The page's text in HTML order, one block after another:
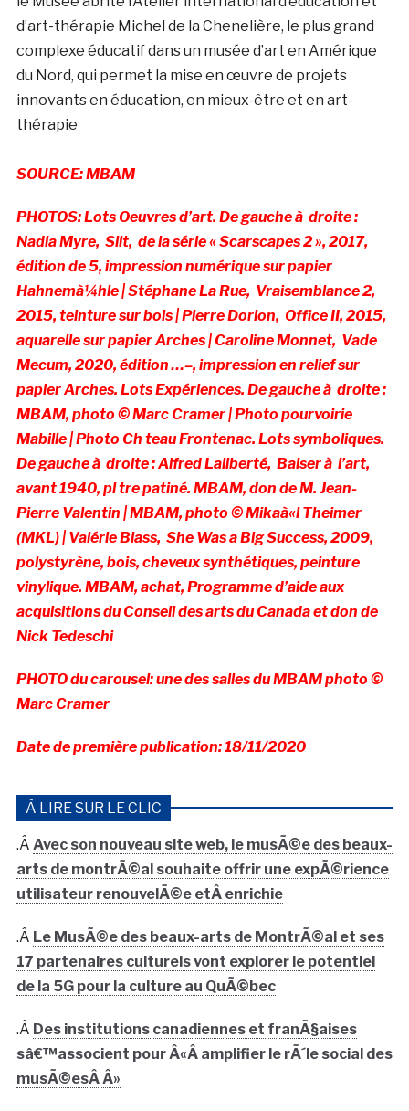
d’art-thérapie Michel de la Chenelière, le plus grand
complexe éducatif dans un musée d’art en Amérique
du Nord, qui permet la mise en œuvre de projets
innovants en éducation, en mieux-être et en art-
thérapie
SOURCE: MBAM
PHOTOS:Lots Oeuvres d’art. De gauche à droite :
Nadia Myre, Slit, de la série « Scarscapes 2 », 2017,
édition de 5, impression numérique sur papier
Hahnemà¼hle | Stéphane La Rue, Vraisemblance 2,
2015, teinture sur bois | Pierre Dorion, Office II, 2015,
aquarelle sur papier Arches | Caroline Monnet, Vade
Mecum, 2020, édition …–, impression en relief sur
papier Arches. Lots Expériences. De gauche à droite :
MBAM, photo © Marc Cramer | Photo pourvoirie
Mabille | Photo Ch teau Frontenac. Lots symboliques.
De gauche à droite : Alfred Laliberté, Baiser à l’art,
avant 1940, pl tre patiné. MBAM, don de M. Jean-
Pierre Valentin | MBAM, photo © Mikaà«l Theimer
(MKL) | Valérie Blass, She Was a Big Success, 2009,
polystyrène, bois, cheveux synthétiques, peinture
vinylique. MBAM, achat, Programme d’aide aux
acquisitions du Conseil des arts du Canada et don de
Nick Tedeschi
PHOTO du carousel: une des salles du MBAM photo ©
Marc Cramer
Date de première publication: 18/11/2020
À LIRE SUR LE CLIC
.Â Avec son nouveau site web, le musÃ©e des beaux-
arts de montrÃ©al souhaite offrir une expÃ©rience
utilisateur renouvelÃ©e etÂ enrichie
.Â Le MusÃ©e des beaux-arts de MontrÃ©al et ses
17 partenaires culturels vont explorer le potentiel
de la 5G pour la culture au QuÃ©bec
.Â Des institutions canadiennes et franÃ§aises
sâ€™associent pour Â«Â amplifier le rÃ´le social des
musÃ©esÂ Â»